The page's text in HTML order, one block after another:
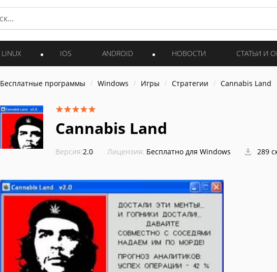
LINUX IOS ANDROID НОВОСТИ СТАТЬИ И
Бесплатные программы Windows Игры Стратегии Cannabis Land
Cannabis Land
Версия:2.0 Лицензия: Бесплатно для Windows 289